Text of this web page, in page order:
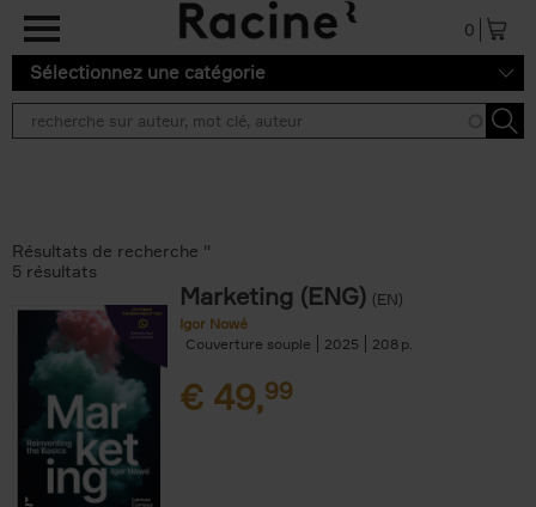
Aller au contenu principal
0
Sélectionnez une catégorie
Résultats de recherche ''
5 résultats
Marketing (ENG) (EN)
Igor Nowé
Couverture souple
2025 208
€ 49,99